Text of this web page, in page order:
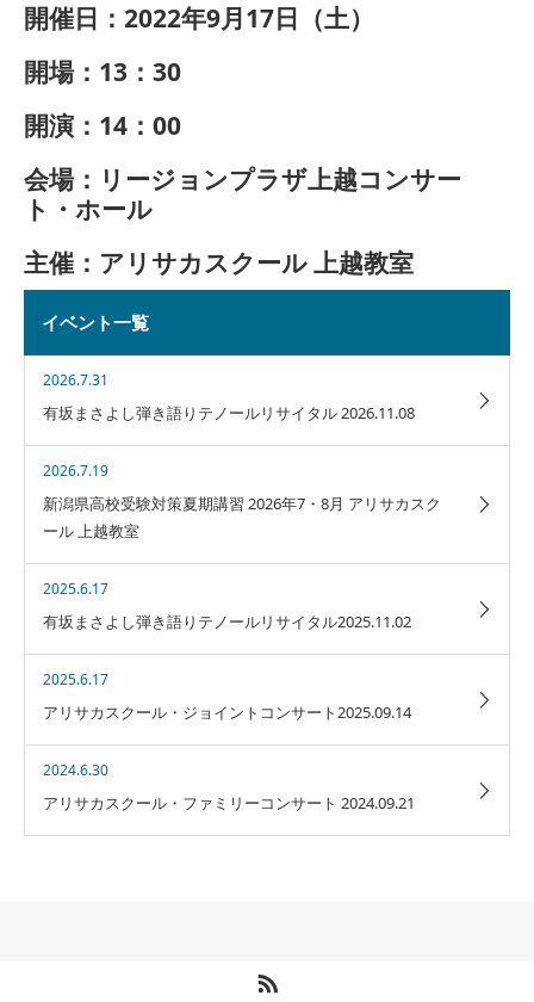
開催日：2022年9月17日（土）
開場：13：30
開演：14：00
会場：リージョンプラザ上越コンサー
ト・ホール
主催：アリサカスクール 上越教室
イベント一覧
2026.7.31
有坂まさよし弾き語りテノールリサイタル 2026.11.08
2026.7.19
新潟県高校受験対策夏期講習 2026年7・8月 アリサカスク
ール 上越教室
2025.6.17
有坂まさよし弾き語りテノールリサイタル2025.11.02
2025.6.17
アリサカスクール・ジョイントコンサート2025.09.14
2024.6.30
アリサカスクール・ファミリーコンサート 2024.09.21